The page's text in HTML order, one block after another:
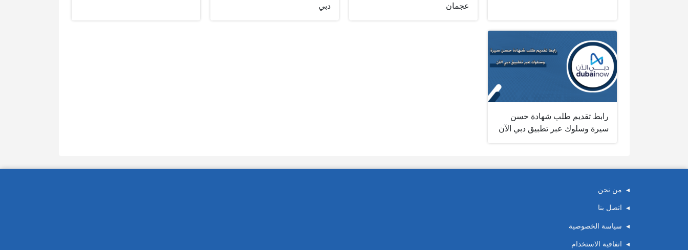
عجمان
دبي
رابط تقديم طلب شهادة حسن
سيرة وسلوك عبر تطبيق دبي الآن
من نحن
اتصل بنا
سياسة الخصوصية
اتفاقية الاستخدام